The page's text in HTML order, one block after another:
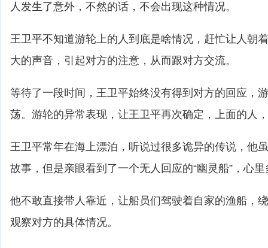
人发生了意外，不然的话，不会出现这种情况。
王卫平不知道游轮上的人到底是啥情况，赶忙让人朝
大的声音，引起对方的注意，从而跟对方交流。
等待了一段时间，王卫平始终没有得到对方的回应，
荡。游轮的异常表现，让王卫平再次确定，上面的人
王卫平常年在海上漂泊，听说过很多诡异的传说，他
故事，但是亲眼看到了一个无人回应的“幽灵船”，心
他不敢直接带人靠近，让船员们驾驶着自家的渔船，
观察对方的具体情况。